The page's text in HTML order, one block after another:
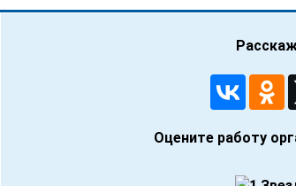
Оцените работу